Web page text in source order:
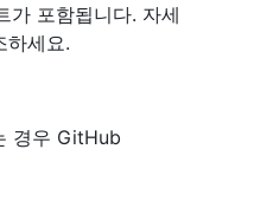
가 포함됩니다. 자세
하세요.
경우 GitHub